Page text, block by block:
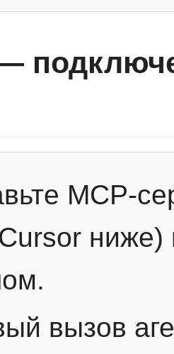
MCP-
ниже)
вызов